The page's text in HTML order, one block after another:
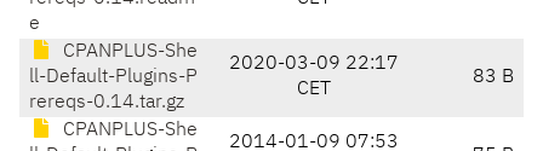
e
CPANPLUS-She
ll-Default-Plugins-P
rereqs-0.14.tar.gz
2020-03-09 22:17
CET
83 B
CPANPLUS-She
2014-01-09 07:53